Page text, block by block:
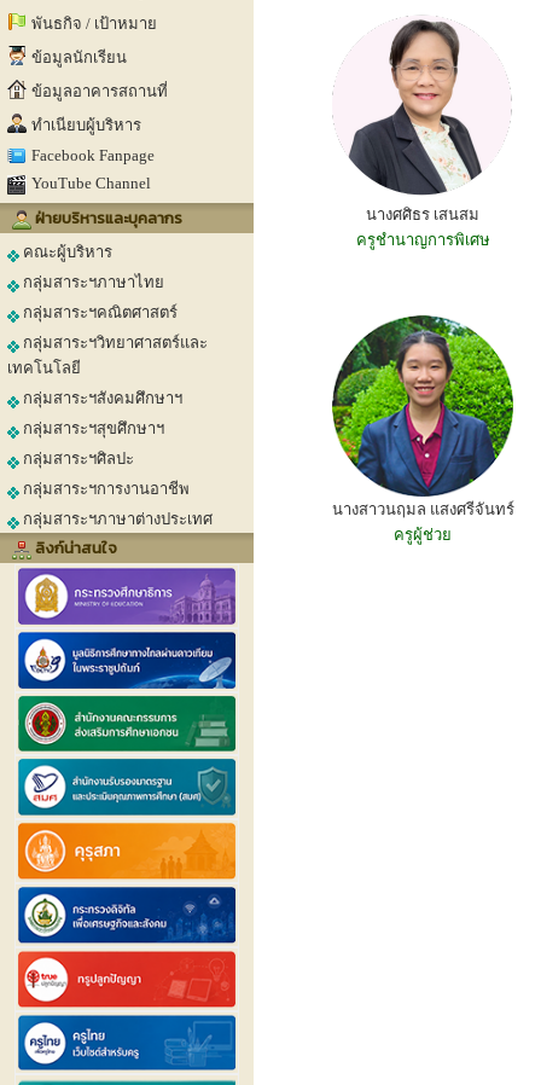
พันธกิจ / เป้าหมาย
ข้อมูลนักเรียน
ข้อมูลอาคารสถานที่
ทำเนียบผู้บริหาร
Facebook Fanpage
YouTube Channel
ฝ่ายบริหารและบุคลากร
คณะผู้บริหาร
กลุ่มสาระฯภาษาไทย
กลุ่มสาระฯคณิตศาสตร์
กลุ่มสาระฯวิทยาศาสตร์และ
เทคโนโลยี
กลุ่มสาระฯสังคมศึกษาฯ
กลุ่มสาระฯสุขศึกษาฯ
กลุ่มสาระฯศิลปะ
กลุ่มสาระฯการงานอาชีพ
กลุ่มสาระฯภาษาต่างประเทศ
ลิงก์น่าสนใจ
นางศศิธร เสนสม
ครูชำนาญการพิเศษ
นางสาวนฤมล แสงศรีจันทร์
ครูผู้ช่วย